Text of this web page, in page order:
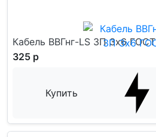
Кабель ВВГнг-LS ЗП 3x6 ГОСТ
325 р
Купить